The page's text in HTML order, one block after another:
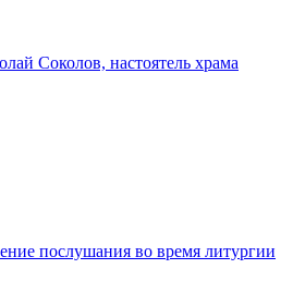
Соколов, настоятель храма
послушания во время литургии